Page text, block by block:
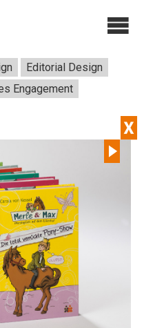
Editorial Design
Engagement